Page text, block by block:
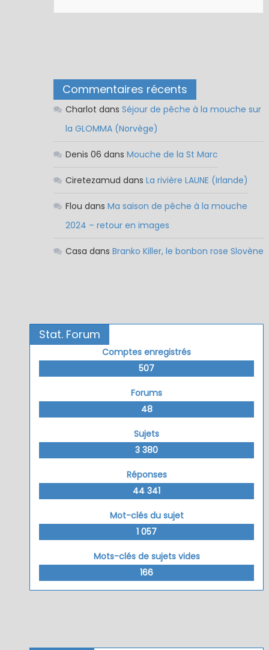
Commentaires récents
Charlot dans Séjour de pêche à la mouche sur
la GLOMMA (Norvège)
Denis 06 dans Mouche de la St Marc
Ciretezamud dans La rivière LAUNE (Irlande)
Flou dans Ma saison de pêche à la mouche
2024 – retour en images
Casa dans Branko Killer, le bonbon rose Slovène
Stat. Forum
Comptes enregistrés
507
Forums
48
Sujets
3 380
Réponses
44 341
Mot-clés du sujet
1 057
Mots-clés de sujets vides
166